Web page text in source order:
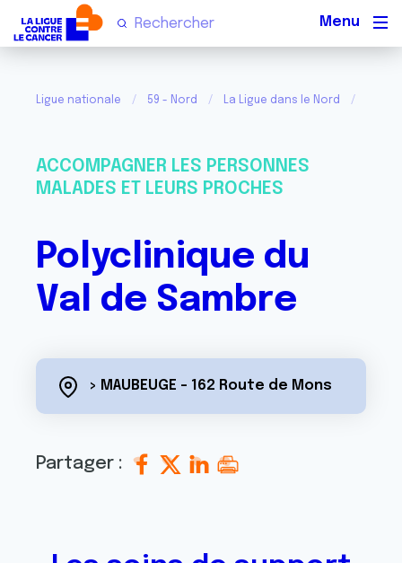
Ligue nationale 59 - Nord La Ligue dans le Nord
ACCOMPAGNER LES PERSONNES
MALADES ET LEURS PROCHES
Polyclinique du
Val de Sambre
> MAUBEUGE - 162 Route de Mons
Partager :